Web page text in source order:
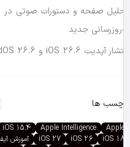
تحلیل صفحه و دستورات صوتی در
به‌روزرسانی جدید
انتشار آپدیت iOS 26.6 و iPadOS 26.6
برچسب ها
Apple
Apple Intelligence
iOS 15.4
iOS 18
iOS 26
iOS 27
آموزش